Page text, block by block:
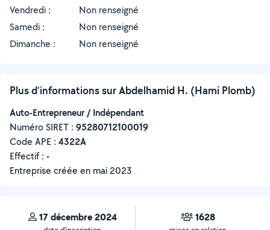
Vendredi :
Non renseigné
Samedi :
Non renseigné
Dimanche :
Non renseigné
Plus d’informations sur Abdelhamid H. (Hami Plomb)
Auto-Entrepreneur / Indépendant
Numéro SIRET : ‍95280712100019
Code APE : 4322A
Effectif : -
Entreprise créée en mai 2023
17 décembre 2024 1628